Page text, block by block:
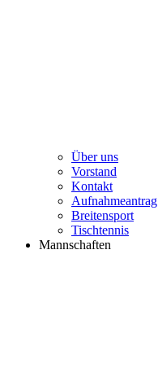
Über uns
Vorstand
Kontakt
Aufnahmeantrag
Breitensport
Tischtennis
Mannschaften